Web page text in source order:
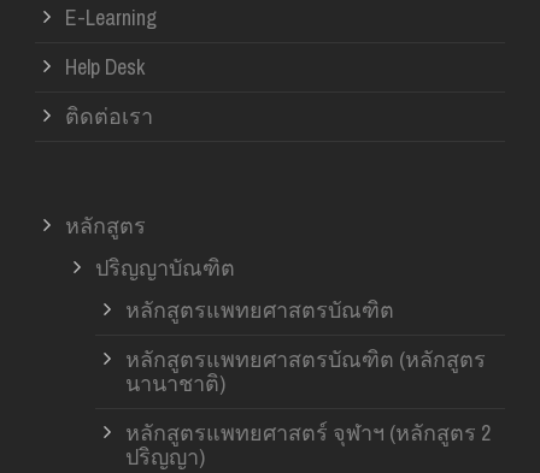
E-Learning
Help Desk
ติดต่อเรา
หลักสูตร
ปริญญาบัณฑิต
หลักสูตรแพทยศาสตรบัณฑิต
หลักสูตรแพทยศาสตรบัณฑิต (หลักสูตร
นานาชาติ)
หลักสูตรแพทยศาสตร์ จุฬาฯ (หลักสูตร 2
ปริญญา)